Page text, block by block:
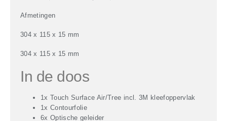
Afmetingen
304 x 115 x 15 mm
304 x 115 x 15 mm
In de doos
1x Touch Surface Air/Tree incl. 3M kleefoppervlak
1x Contourfolie
6x Optische geleider